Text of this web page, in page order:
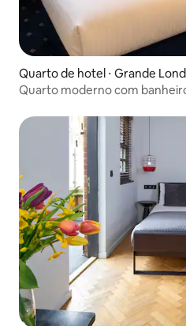
Quarto de hotel ⋅ Grande
Quarto moderno com